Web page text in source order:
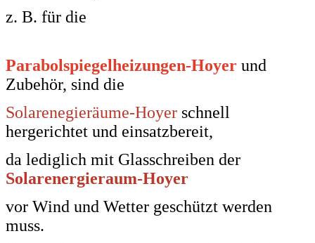
z. B. für die
Parabolspiegelheizungen-Hoyer und
Zubehör, sind die
Solarenegieräume-Hoyer schnell
hergerichtet und einsatzbereit,
da lediglich mit Glasschreiben der
Solarenergieraum-Hoyer
vor Wind und Wetter geschützt werden
muss.